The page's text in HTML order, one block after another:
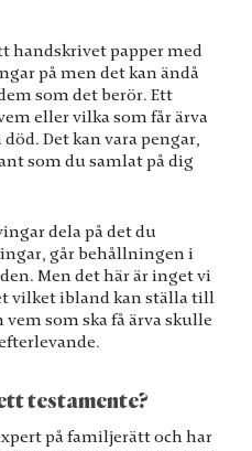
handskrivet papper med
på men det kan ändå
som det berör. Ett
eller vilka som får ärva
Det kan vara pengar,
som du samlat på dig
dela på det du
går behållningen i
Men det här är inget vi
vilket ibland kan ställa till
som ska få ärva skulle
testamente?
på familjerätt och har